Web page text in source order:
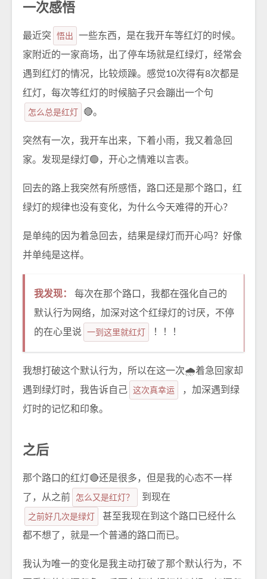
一次感悟
最近突 悟出
一些东西，是在我开车等红灯的时候。
家附近的一家商场，出了停车场就是红绿灯，经常会
遇到红灯的情况，比较烦躁。感觉10次得有8次都是
红灯，每次等红灯的时候脑子只会蹦出一个句
怎么总是红灯
🔴。
突然有一次，我开车出来，下着小雨，我又着急回
家。发现是绿灯🟢，开心之情难以言表。
回去的路上我突然有所感悟，路口还是那个路口，红
绿灯的规律也没有变化，为什么今天难得的开心？
是单纯的因为着急回去，结果是绿灯而开心吗？好像
并单纯是这样。
我发现： 每次在那个路口，我都在强化自己的
默认行为网络，加深对这个红绿灯的讨厌，不停
的在心里说 一到这里就红灯 ！！！
我想打破这个默认行为，所以在这一次🌧️着急回家却
遇到绿灯时，我告诉自己 这次真幸运
，加深遇到绿
灯时的记忆和印象。
之后
那个路口的红灯🔴还是很多，但是我的心态不一样
了，从之前
怎么又是红灯？
到现在
之前好几次是绿灯
甚至我现在到这个路口已经什么
都不想了，就是一个普通的路口而已。
我认为唯一的变化是我主动打破了那个默认行为，不